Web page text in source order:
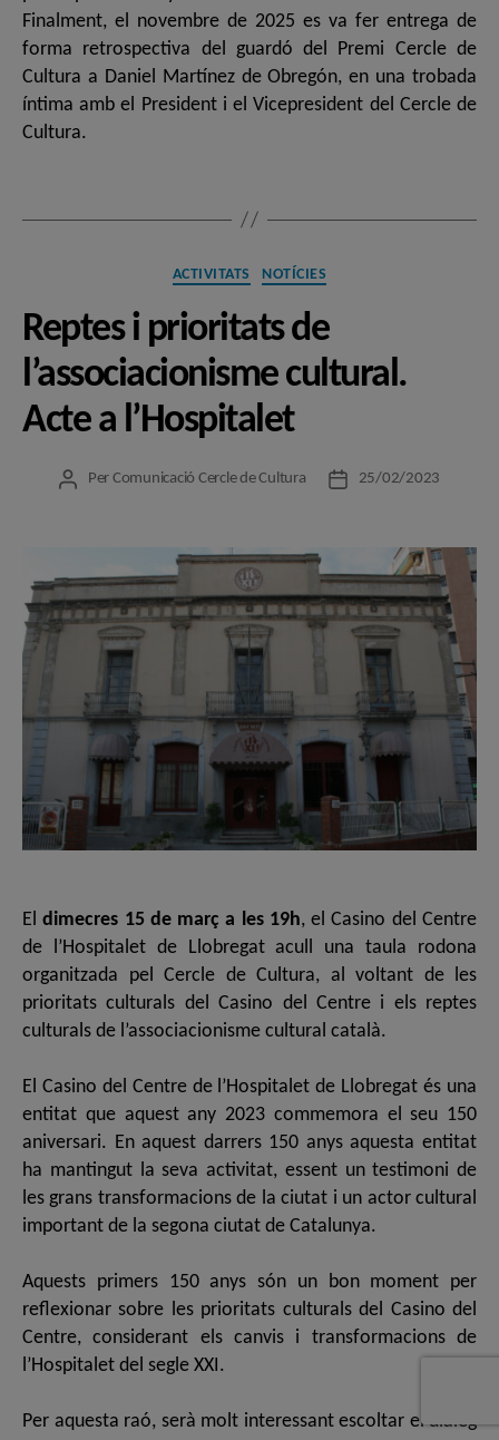
Finalment, el novembre de 2025 es va fer entrega de
forma retrospectiva del guardó del Premi Cercle de
Cultura a Daniel Martínez de Obregón, en una trobada
íntima amb el President i el Vicepresident del Cercle de
Cultura.
Categories
ACTIVITATS NOTÍCIES
Reptes i prioritats de
l’associacionisme cultural.
Acte a l’Hospitalet
Autor
Per Comunicació Cercle de Cultura
Data25/02/2023
Eldimecres 15 de març a les 19h, el Casino del Centre
de l’Hospitalet de Llobregat acull una taula rodona
organitzada pel Cercle de Cultura, al voltant de les
prioritats culturals del Casino del Centre i els reptes
culturals de l’associacionisme cultural català.
El Casino del Centre de l’Hospitalet de Llobregat és una
entitat que aquest any 2023 commemora el seu 150
aniversari. En aquest darrers 150 anys aquesta entitat
ha mantingut la seva activitat, essent un testimoni de
les grans transformacions de la ciutat i un actor cultural
important de la segona ciutat de Catalunya.
Aquests primers 150 anys són un bon moment per
reflexionar sobre les prioritats culturals del Casino del
Centre, considerant els canvis i transformacions de
l’Hospitalet del segle XXI.
Per aquesta raó, serà molt interessant escoltar el diàleg